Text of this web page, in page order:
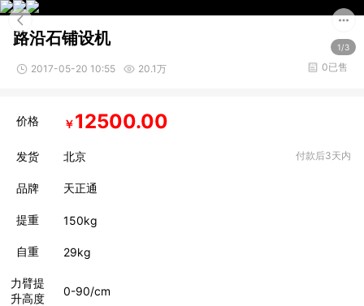
1/3
路沿石铺设机
2017-05-20 10:55 20.1万 0已售
价格 ￥12500.00
发货 北京 付款后3天内
品牌 天正通
提重 150kg
自重 29kg
力臂提
升高度
0-90/cm